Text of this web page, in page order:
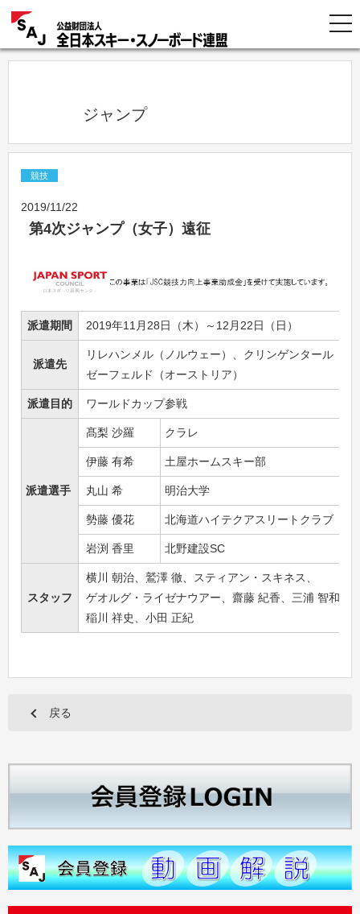
            ジャンプ
競技
2019/11/22
第4次ジャンプ（女子）遠征
派遣期間 2019年11月28日（木）～12月22日（日）
派遣先
リレハンメル（ノルウェー）、クリンゲンタール（ド
ゼーフェルド（オーストリア）
派遣目的 ワールドカップ参戦
派遣選手
髙梨 沙羅 クラレ
伊藤 有希 土屋ホームスキー部
丸山 希 明治大学
勢藤 優花 北海道ハイテクアスリートクラブ
岩渕 香里 北野建設SC
スタッフ
横川 朝治、鷲澤 徹、スティアン・スキネス、
ゲオルグ・ライゼナウアー、齋藤 紀香、三浦 智和、
稲川 祥史、小田 正紀
戻る